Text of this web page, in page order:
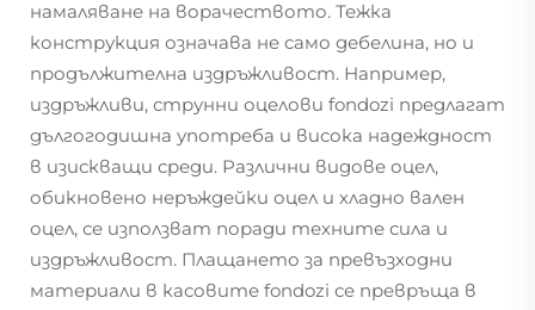
намаляване на ворачеството. Тежка
конструкция означава не само дебелина, но и
продължителна издръжливост. Например,
издръжливи, струнни оцелови fondozi предлагат
дългогодишна употреба и висока надеждност
в изискващи среди. Различни видове оцел,
обикновено неръждейки оцел и хладно вален
оцел, се използват поради техните сила и
издръжливост. Плащането за превъзходни
материали в касовите fondozi се превръща в